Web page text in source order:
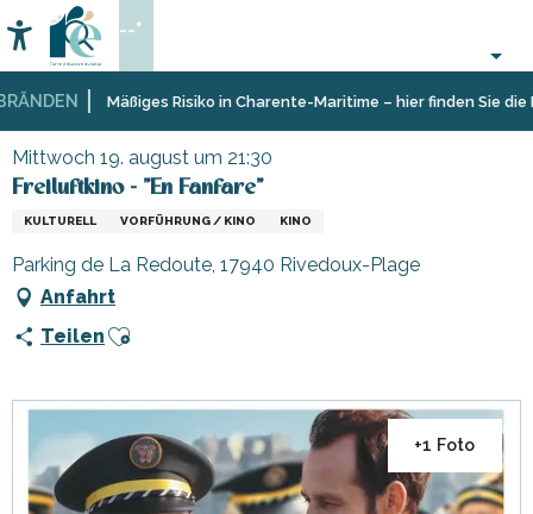
au
contenu
principal
Mäßiges Risiko in Charente-Maritime – hier finden Sie die
Accessibilité
Suche
--°
Startseite
Organisieren
Aktivitäten
und
Freizeit
Veranstaltungen,
Freiluftkino - "En Fanfare"
Mittwoch 19. august um 21:30
Freiluftkino - "En Fanfare"
KULTURELL VORFÜHRUNG / KINO KINO
Parking de La Redoute, 17940 Rivedoux-Plage
Anfahrt
Teilen Ajouter aux favoris
+1 Foto